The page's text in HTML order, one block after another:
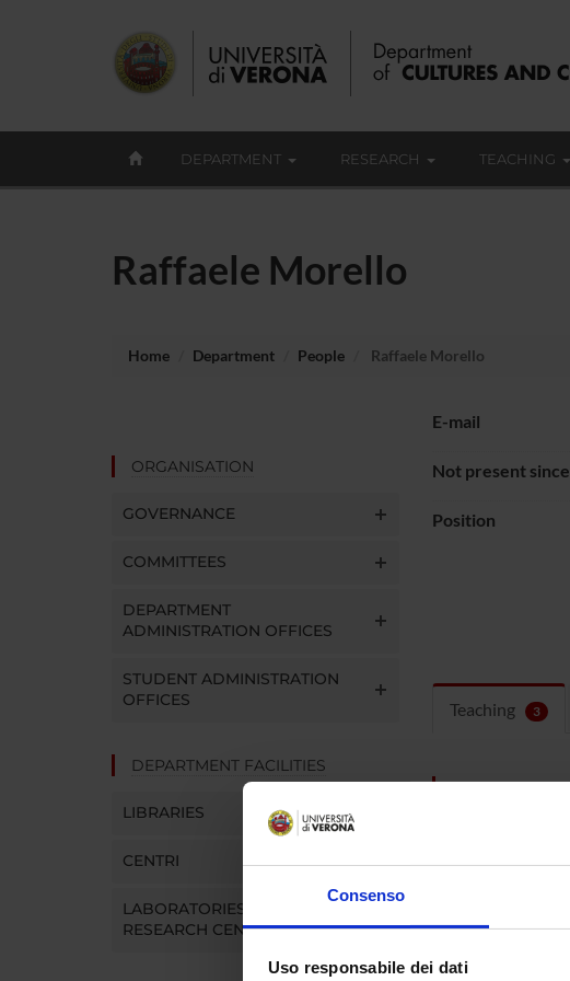
Consenso
Uso responsabile dei dati
DEPARTMENT RESEARCH TEACHING
Raffaele Morello
Home Department People Raffaele Morello
ORGANISATION
GOVERNANCE
COMMITTEES
DEPARTMENT
ADMINISTRATION OFFICES
STUDENT ADMINISTRATION
OFFICES
DEPARTMENT FACILITIES
LIBRARIES
CENTRI
LABORATORIES AND
RESEARCH CENTRES
E-mail
Not present since
Position
Teaching 3
MODULES
COURSE